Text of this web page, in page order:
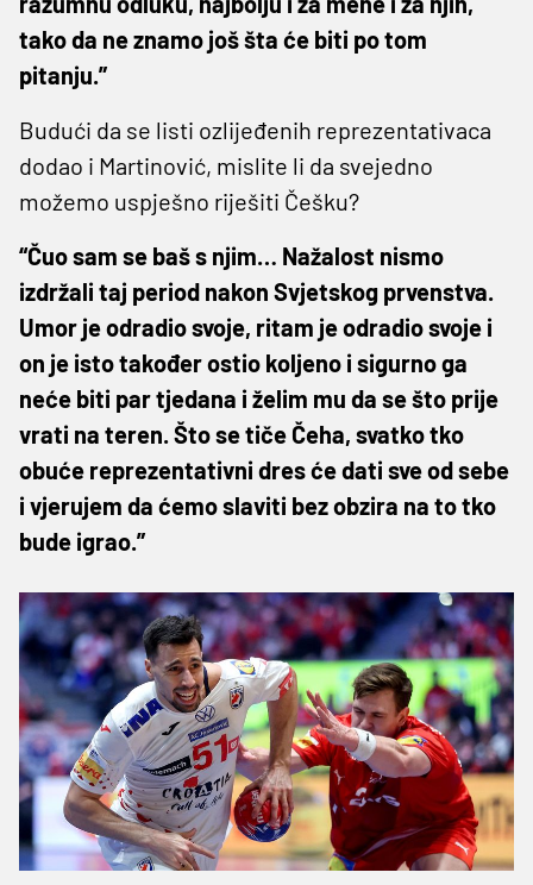
tako da ne znamo još šta će biti po tom
pitanju.”
Budući da se listi ozlijeđenih reprezentativaca
dodao i Martinović, mislite li da svejedno
možemo uspješno riješiti Češku?
“Čuo sam se baš s njim… Nažalost nismo
izdržali taj period nakon Svjetskog prvenstva.
Umor je odradio svoje, ritam je odradio svoje i
on je isto također ostio koljeno i sigurno ga
neće biti par tjedana i želim mu da se što prije
vrati na teren. Što se tiče Čeha, svatko tko
obuće reprezentativni dres će dati sve od sebe
i vjerujem da ćemo slaviti bez obzira na to tko
bude igrao.”